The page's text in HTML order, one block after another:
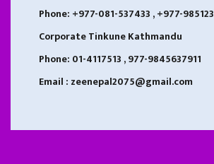
Phone: +977-081-537433 , +977-
Corporate Tinkune Kathmandu
Phone: 01-4117513 , 977-9845637911
Email : zeenepal2075@gmail.com